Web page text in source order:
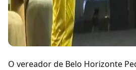
O vereador de Belo Horizonte